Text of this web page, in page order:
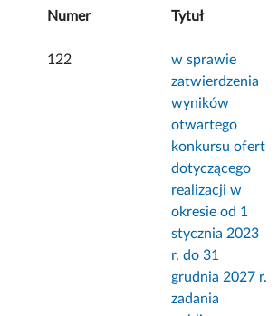
Numer Tytuł
122
w sprawie
zatwierdzenia
wyników
otwartego
konkursu ofert
dotyczącego
realizacji w
okresie od 1
stycznia 2023
r. do 31
grudnia 2027 r.
zadania